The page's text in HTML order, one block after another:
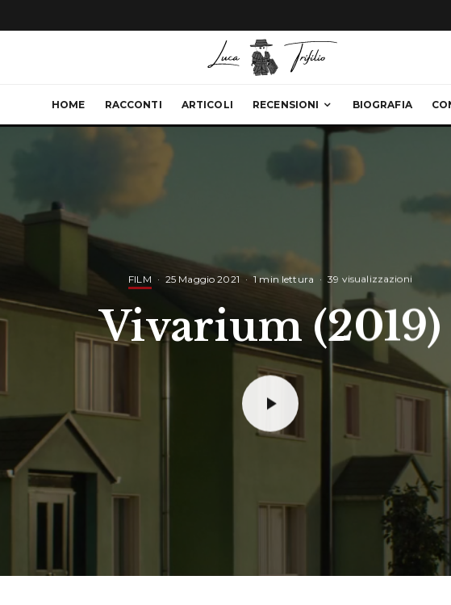
HOME RACCONTI ARTICOLI RECENSIONI BIOGRAFIA
FILM · 25 Maggio 2021 · 1 min lettura · 39 visualizzazioni
Vivarium (2019)